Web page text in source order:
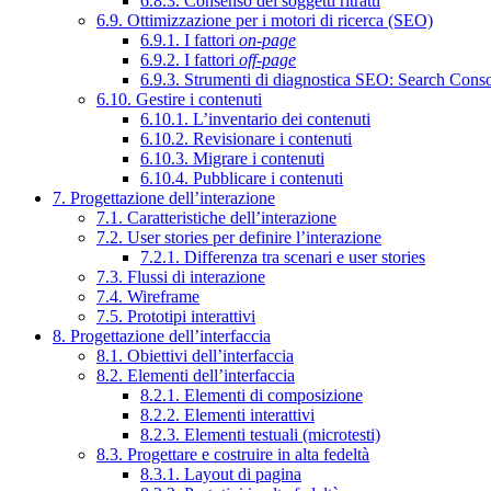
6.9. Ottimizzazione per i motori di ricerca (SEO)
6.9.1. I fattori on-page
6.9.2. I fattori off-page
6.9.3. Strumenti di diagnostica SEO: Search
6.10. Gestire i contenuti
6.10.1. L’inventario dei contenuti
6.10.2. Revisionare i contenuti
6.10.3. Migrare i contenuti
6.10.4. Pubblicare i contenuti
7. Progettazione dell’interazione
7.1. Caratteristiche dell’interazione
7.2. User stories per definire l’interazione
7.2.1. Differenza tra scenari e user stories
7.3. Flussi di interazione
7.4. Wireframe
7.5. Prototipi interattivi
8. Progettazione dell’interfaccia
8.1. Obiettivi dell’interfaccia
8.2. Elementi dell’interfaccia
8.2.1. Elementi di composizione
8.2.2. Elementi interattivi
8.2.3. Elementi testuali (microtesti)
8.3. Progettare e costruire in alta fedeltà
8.3.1. Layout di pagina